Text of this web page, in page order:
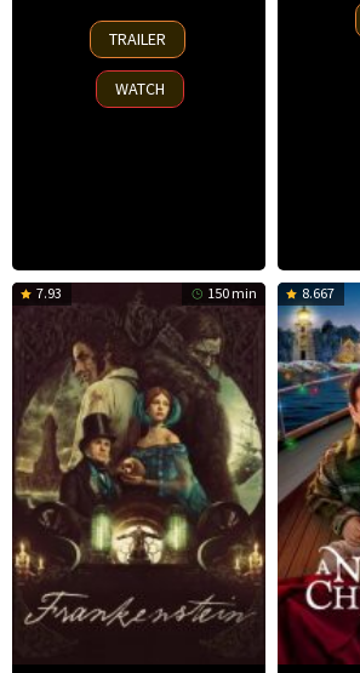
7
Nov
2025
TRAILER
WATCH
7.93 150 min 8.667